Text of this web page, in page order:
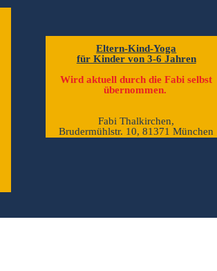
Eltern-Kind-Yoga
für Kinder von 3-6 Jahren
Wird aktuell durch die Fabi selbst
übernommen.
Fabi Thalkirchen,
Brudermühlstr. 10, 81371 München